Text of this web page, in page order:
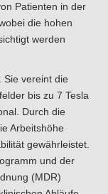
Patienten in der
die hohen
werden
Sie vereint die
bis zu 7 Tesla
Durch die
Arbeitshöhe
gewährleistet.
und der
(MDR)